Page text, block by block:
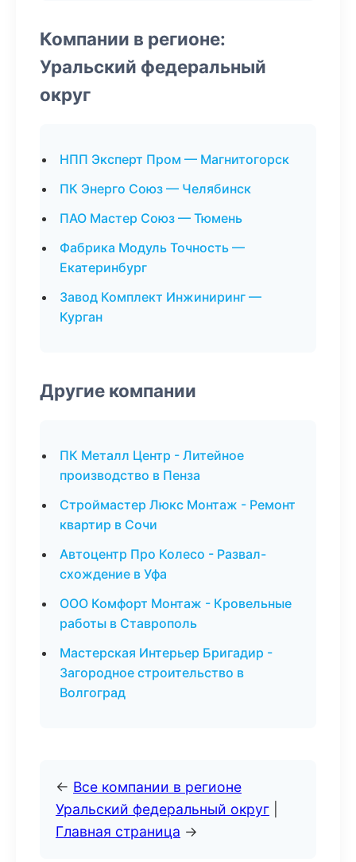
Компании в регионе:
Уральский федеральный
округ
НПП Эксперт Пром — Магнитогорск
ПК Энерго Союз — Челябинск
ПАО Мастер Союз — Тюмень
Фабрика Модуль Точность —
Екатеринбург
Завод Комплект Инжиниринг —
Курган
Другие компании
ПК Металл Центр - Литейное
производство в Пенза
Строймастер Люкс Монтаж - Ремонт
квартир в Сочи
Автоцентр Про Колесо - Развал-
схождение в Уфа
ООО Комфорт Монтаж - Кровельные
работы в Ставрополь
Мастерская Интерьер Бригадир -
Загородное строительство в
Волгоград
← Все компании в регионе
Уральский федеральный округ
Главная страница →